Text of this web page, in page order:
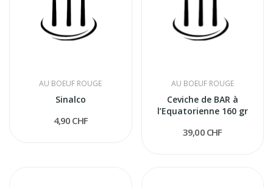
AU BOEUF ROUGE
Sinalco
4,90 CHF
AU BOEUF ROUGE
Ceviche de BAR à
l’Equatorienne 160 gr
39,00 CHF